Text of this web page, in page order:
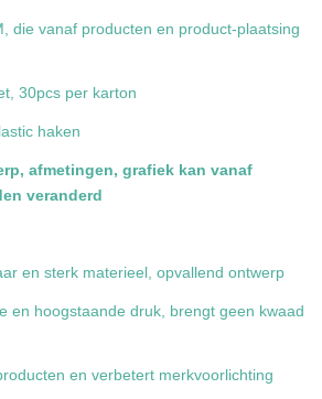
die vanaf producten en product-plaatsing
30pcs per karton
haken
afmetingen, grafiek kan vanaf
veranderd
en sterk materieel, opvallend ontwerp
en hoogstaande druk, brengt geen kwaad
en verbetert merkvoorlichting